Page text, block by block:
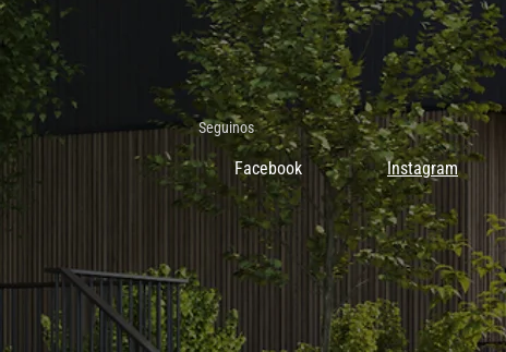
Seguinos
Facebook Instagram